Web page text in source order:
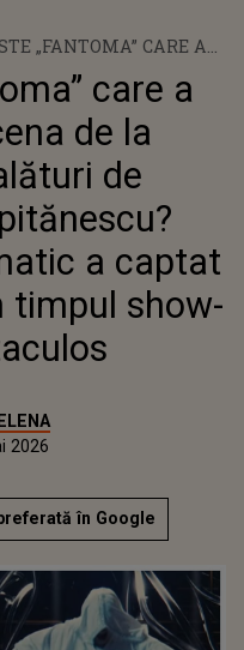
„FANTOMA” CARE A
PE SCENA DE LA
ALĂTURI DE
CĂPITĂNESCU?
ENIGMATIC A
ATENȚIA TUTUROR ÎN
SHOW-ULUI
care a
de la
de
a captat
timpul show-
2026
în Google